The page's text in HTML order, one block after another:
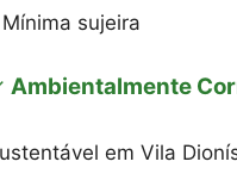
sujeira
Ambientalmente
em Vila